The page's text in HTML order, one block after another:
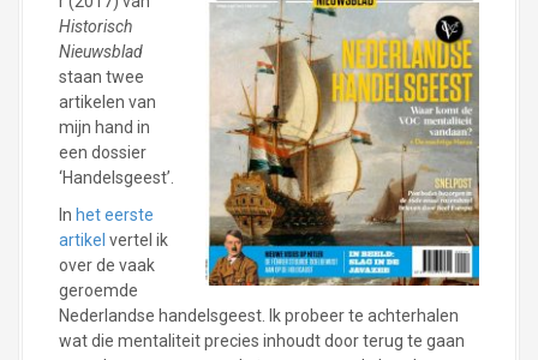
Historisch
Nieuwsblad
staan twee
artikelen van
mijn hand in
een dossier
‘Handelsgeest’.
In het eerste
artikel vertel ik
over de vaak
geroemde
Nederlandse handelsgeest. Ik probeer te achterhalen
wat die mentaliteit precies inhoudt door terug te gaan